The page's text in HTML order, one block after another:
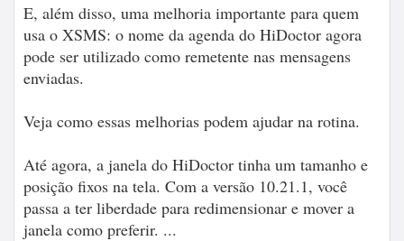
E, além disso, uma melhoria importante para quem
usa o XSMS: o nome da agenda do HiDoctor agora
pode ser utilizado como remetente nas mensagens
enviadas.
Veja como essas melhorias podem ajudar na rotina.
Até agora, a janela do HiDoctor tinha um tamanho e
posição fixos na tela. Com a versão 10.21.1, você
passa a ter liberdade para redimensionar e mover a
janela como preferir. ...